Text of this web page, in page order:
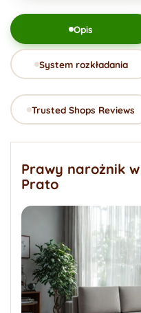
Opis
System rozkładania
Trusted Shops Reviews
Prawy narożnik
Prato